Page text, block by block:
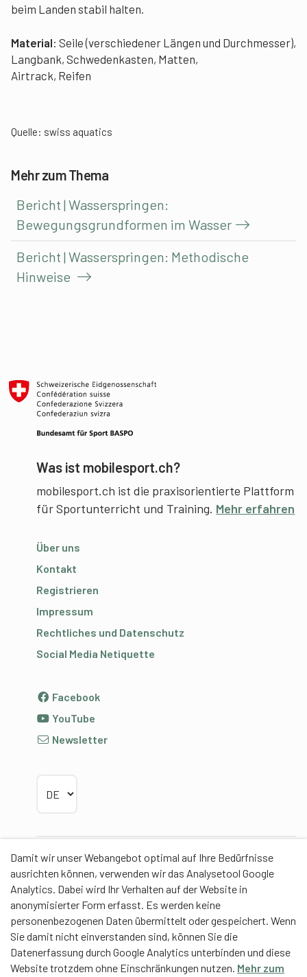
Damit wir unser Webangebot optimal auf Ihre Bedürfnisse
ausrichten können, verwenden wir das Analysetool Google
Analytics. Dabei wird Ihr Verhalten auf der Website in
anonymisierter Form erfasst. Es werden keine
personenbezogenen Daten übermittelt oder gespeichert. Wenn
Sie damit nicht einverstanden sind, können Sie die
Datenerfassung durch Google Analytics unterbinden und diese
Website trotzdem ohne Einschränkungen nutzen. Mehr zum
beim Landen stabil halten.
Material: Seile (verschiedener Längen und Durchmesser),
Langbank, Schwedenkasten, Matten,
Airtrack, Reifen
Quelle: swiss aquatics
Mehr zum Thema
Bericht | Wasserspringen:
Bewegungsgrundformen im Wasser
Bericht | Wasserspringen: Methodische
Hinweise
Was ist mobilesport.ch?
mobilesport.ch ist die praxisorientierte Plattform
für Sportunterricht und Training. Mehr erfahren
Über uns
Kontakt
Registrieren
Impressum
Rechtliches und Datenschutz
Social Media Netiquette
Facebook
YouTube
Newsletter
Partner
Contentpartner